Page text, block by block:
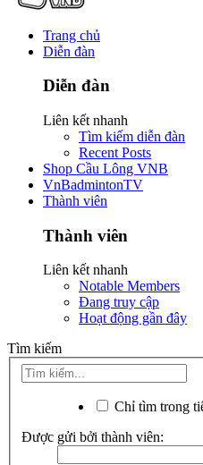
Trang chủ
Diễn đàn
Diễn đàn
Liên kết nhanh
Tìm kiếm diễn đàn
Recent Posts
Shop Cầu Lông VNB
VnBadmintonTV
Thành viên
Thành viên
Liên kết nhanh
Notable Members
Đang truy cập
Hoạt động gần đây
Tìm kiếm
Chỉ tìm trong
Được gửi bởi thành viên: